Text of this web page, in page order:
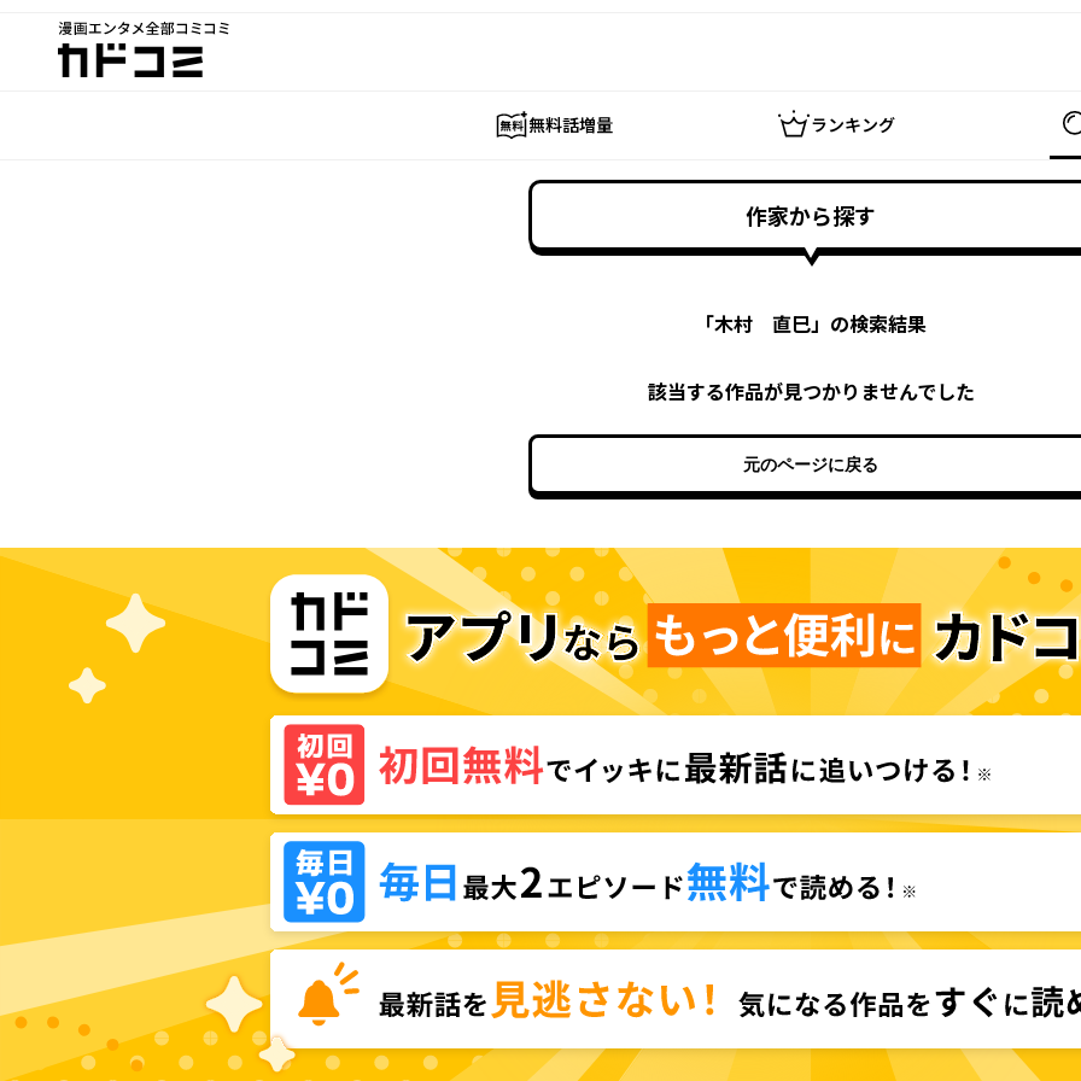
漫画エンタメ全部コミコミ
カドコミ
無料話増量 ランキング
作家から探す
「木村 直巳」の検索結果
該当する作品が見つかりませんでした
元のページに戻る